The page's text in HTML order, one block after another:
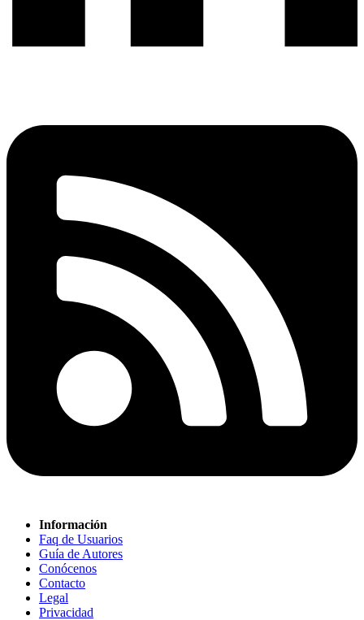
Información
Faq de Usuarios
Guía de Autores
Conócenos
Contacto
Legal
Privacidad